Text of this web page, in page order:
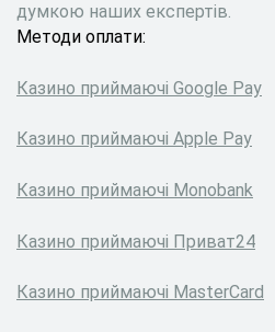
думкою наших експертів.
Методи оплати:
Казино приймаючі Google Pay
Казино приймаючі Apple Pay
Казино приймаючі Monobank
Казино приймаючі Приват24
Казино приймаючі MasterCard